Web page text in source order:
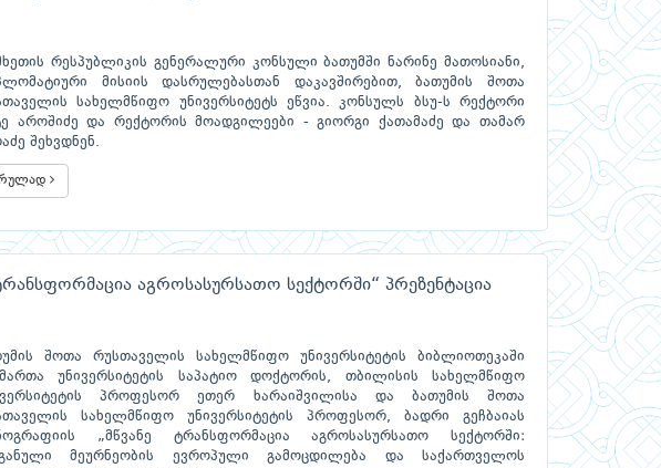
რესპუბლიკის გენერალური კონსული ბათუმში ნარინე მათოსიანი,
მისიის დასრულებასთან დაკავშირებით, ბათუმის შოთა
სახელმწიფო უნივერსიტეტს ეწვია. კონსულს ბსუ-ს რექტორი
აროშიძე და რექტორის მოადგილეები - გიორგი ქათამაძე და თამარ
შეხვდნენ.
აგროსასურსათო სექტორში“ პრეზენტაცია
შოთა რუსთაველის სახელმწიფო უნივერსიტეტის ბიბლიოთეკაში
უნივერსიტეტის საპატიო დოქტორის, თბილისის სახელმწიფო
პროფესორ ეთერ ხარაიშვილისა და ბათუმის შოთა
სახელმწიფო უნივერსიტეტის პროფესორ, ბადრი გეჩბაიას
„მწვანე ტრანსფორმაცია აგროსასურსათო სექტორში:
მეურნეობის ევროპული გამოცდილება და საქართველოს